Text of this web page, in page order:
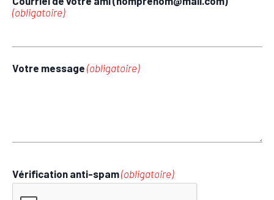
(obligatoire)
Votre message (obligatoire)
Vérification anti-spam(obligatoire)